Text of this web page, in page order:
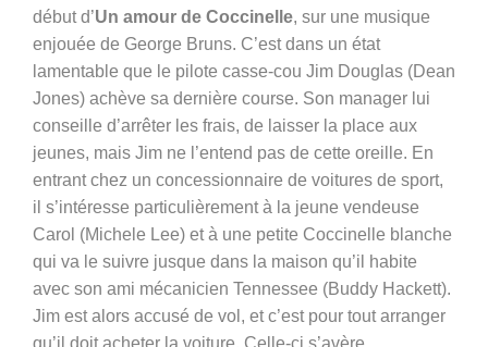
début d’Un amour de Coccinelle, sur une musique
enjouée de George Bruns. C’est dans un état
lamentable que le pilote casse-cou Jim Douglas (Dean
Jones) achève sa dernière course. Son manager lui
conseille d’arrêter les frais, de laisser la place aux
jeunes, mais Jim ne l’entend pas de cette oreille. En
entrant chez un concessionnaire de voitures de sport,
il s’intéresse particulièrement à la jeune vendeuse
Carol (Michele Lee) et à une petite Coccinelle blanche
qui va le suivre jusque dans la maison qu’il habite
avec son ami mécanicien Tennessee (Buddy Hackett).
Jim est alors accusé de vol, et c’est pour tout arranger
qu’il doit acheter la voiture. Celle-ci s’avère